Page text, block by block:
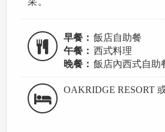
早餐： 飯店自助餐
午餐： 西式料理
晚餐： 飯店內西式自助
OAKRIDGE RESORT